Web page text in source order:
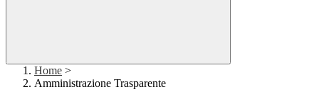
Home >
Amministrazione Trasparente